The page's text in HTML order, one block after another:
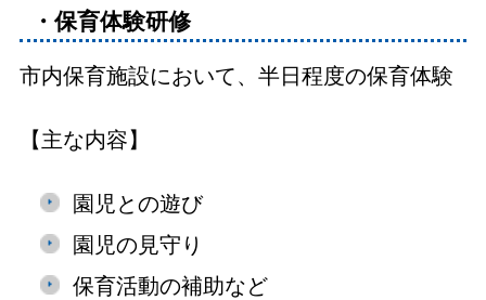
・保育体験研修
市内保育施設において、半日程度の保育体験
【主な内容】
園児との遊び
園児の見守り
保育活動の補助など